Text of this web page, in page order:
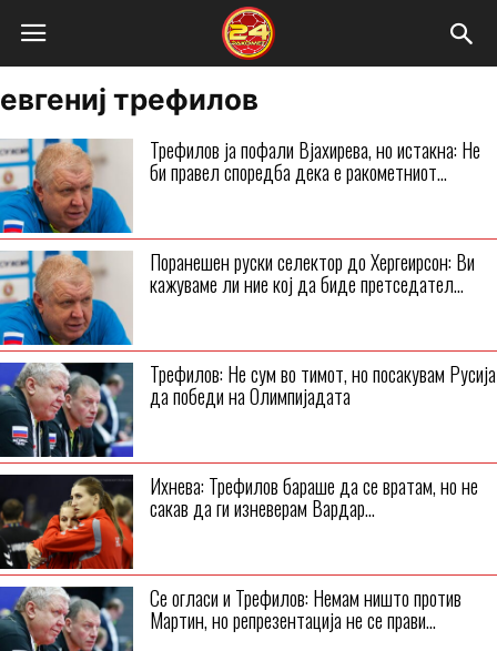
евгениј трефилов
Трефилов ја пофали Вјахирева, но истакна: Не
би правел споредба дека е ракометниот...
Поранешен руски селектор до Хергеирсон: Ви
кажуваме ли ние кој да биде претседател...
Трефилов: Не сум во тимот, но посакувам Русија
да победи на Олимпијадата
Ихнева: Трефилов бараше да се вратам, но не
сакав да ги изневерам Вардар...
Се огласи и Трефилов: Немам ништо против
Мартин, но репрезентација не се прави...